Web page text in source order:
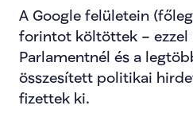
A Google felületein
forintot költöttek – ezzel
Parlamentnél és a
összesített politikai
fizettek ki.